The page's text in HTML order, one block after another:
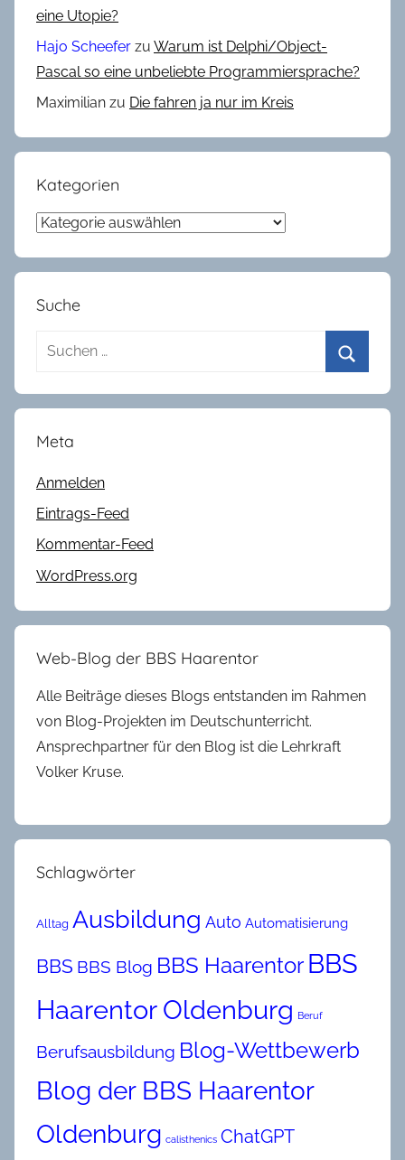
eine Utopie?
Hajo Scheefer zu Warum ist Delphi/Object-
Pascal so eine unbeliebte Programmiersprache?
Maximilian zu Die fahren ja nur im Kreis
Kategorien
Kategorien
Suche
Suchen
Suchen
Meta
Anmelden
Eintrags-Feed
Kommentar-Feed
WordPress.org
Web-Blog der BBS Haarentor
Alle Beiträge dieses Blogs entstanden im Rahmen
von Blog-Projekten im Deutschunterricht.
Ansprechpartner für den Blog ist die Lehrkraft
Volker Kruse.
Schlagwörter
Alltag Ausbildung Auto Automatisierung
BBS BBS Blog BBS Haarentor BBS
Haarentor Oldenburg Beruf
Berufsausbildung Blog-Wettbewerb
Blog der BBS Haarentor
Oldenburg calisthenics ChatGPT